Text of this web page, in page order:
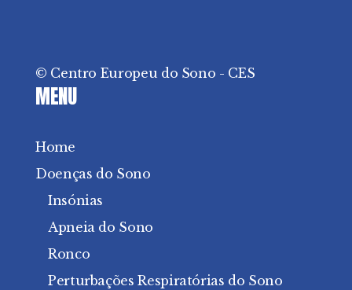
© Centro Europeu do Sono - CES
MENU
Home
Doenças do Sono
Insónias
Apneia do Sono
Ronco
Perturbações Respiratórias do Sono